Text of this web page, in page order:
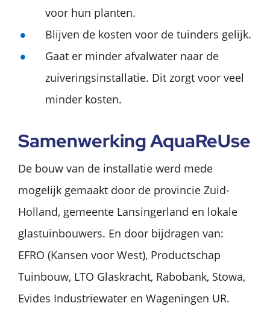
voor hun planten.
Blijven de kosten voor de tuinders gelijk.
Gaat er minder afvalwater naar de
zuiveringsinstallatie. Dit zorgt voor veel
minder kosten.
Samenwerking AquaReUse
De bouw van de installatie werd mede
mogelijk gemaakt door de provincie Zuid-
Holland, gemeente Lansingerland en lokale
glastuinbouwers. En door bijdragen van:
EFRO (Kansen voor West), Productschap
Tuinbouw, LTO Glaskracht, Rabobank, Stowa,
Evides Industriewater en Wageningen UR.